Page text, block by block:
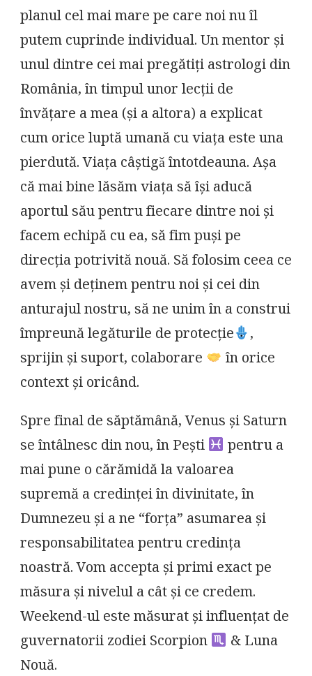
planul cel mai mare pe care noi nu îl
putem cuprinde individual. Un mentor și
unul dintre cei mai pregătiți astrologi din
România, în timpul unor lecții de
învățare a mea (și a altora) a explicat
cum orice luptă umană cu viața este una
pierdută. Viața câștigǎ întotdeauna. Așa
că mai bine lăsăm viața să își aducă
aportul său pentru fiecare dintre noi și
facem echipă cu ea, să fim puși pe
direcția potrivită nouă. Să folosim ceea ce
avem și deținem pentru noi și cei din
anturajul nostru, să ne unim în a construi
împreună legăturile de protecție
,
sprijin și suport, colaborare
în orice
context și oricând.
Spre final de săptămână, Venus și Saturn
se întâlnesc din nou, în Pești
pentru a
mai pune o cărămidă la valoarea
supremă a credinței în divinitate, în
Dumnezeu și a ne “forța” asumarea și
responsabilitatea pentru credința
noastră. Vom accepta și primi exact pe
măsura și nivelul a cât și ce credem.
Weekend-ul este măsurat și influențat de
guvernatorii zodiei Scorpion
& Luna
Nouă.